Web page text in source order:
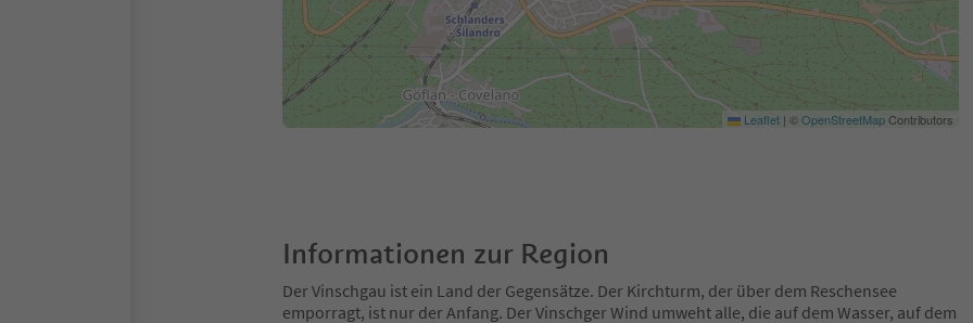
Leaflet | ©OpenStreetMapContributors
Informationen zur Region
Der Vinschgau ist ein Land der Gegensätze. Der Kirchturm, der über dem Reschensee
emporragt, ist nur der Anfang. Der Vinschger Wind umweht alle, die auf dem Wasser, auf dem